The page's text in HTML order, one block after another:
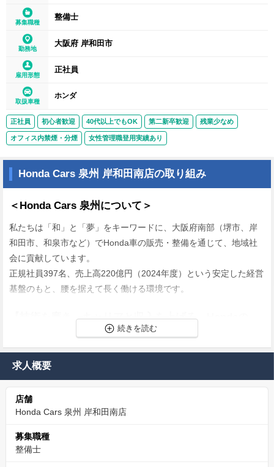
募集職種
整備士
勤務地
大阪府 岸和田市
雇用形態
正社員
取扱車種
ホンダ
正社員 初心者歓迎 40代以上でもOK 第二新卒歓迎 残業少なめ
オフィス内禁煙・分煙 女性管理職登用実績あり
Honda Cars 泉州 岸和田南店の取り組み
＜Honda Cars 泉州について＞
私たちは「和」と「夢」をキーワードに、大阪府南部（堺市、岸
和田市、和泉市など）でHonda車の販売・整備を通じて、地域社
会に貢献しています。
正規社員397名、売上高220億円（2024年度）という安定した経営
基盤のもと、腰を据えて長く働ける環境です。
【技術を磨き、キャリアと収入を上げる。Hondaの
「働きやすい」環境で。】
当社の魅力は、
②「明確なキャリアパス」
③「働きやすい職場環境」
の3つが揃っていることです。
求人概要
店舗
Honda Cars 泉州 岸和田南店
募集職種
整備士